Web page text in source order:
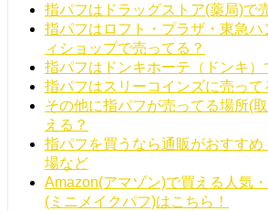
指パフはドラッグストア(薬局)で
指パフはロフト・プラザ・東急
ィショップで売ってる？
指パフはドンキホーテ（ドンキ）
指パフはスリーコインズに売って
その他に指パフが売ってる場所(
える？
指パフを買うなら通販がおすす
場など
Amazon(アマゾン)で買える人気
(ミニメイクパフ)はこちら！